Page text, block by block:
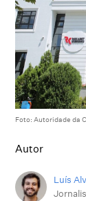
Foto: Autoridade da
Autor
Luís